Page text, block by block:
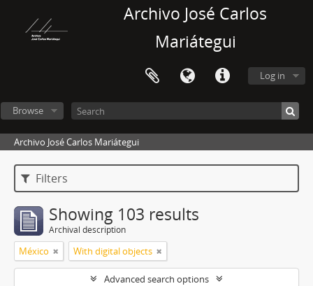
Archivo José Carlos
Mariátegui
Log in
Browse
Archivo José Carlos Mariátegui
Filters
Showing 103 results
Archival description
México With digital objects
Advanced search options